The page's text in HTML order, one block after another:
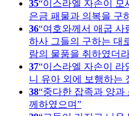
35 이스라엘 자손이 모
은금 패물과 의복을 구
36 여호와께서 애굽 사
하사 그들의 구하는 대
람의 물품을 취하였더
37 이스라엘 자손이 라
니 유아 외에 보행하는
38 중다한 잡족과 양과
께하였으며